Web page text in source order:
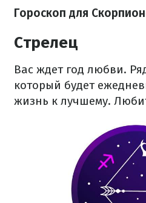
Гороскоп для
Стрелец
Вас ждет год любви.
который будет
жизнь к лучшему.